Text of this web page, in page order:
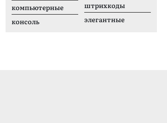
компьютерные
консоль
штрихкоды
элегантные